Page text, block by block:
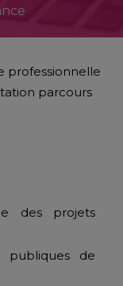
professionnelle
parcours
des projets
publiques de